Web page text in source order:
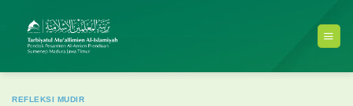
content
REFLEKSI MUDIR